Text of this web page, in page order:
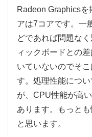
Radeon Graphicsを
アは7コアです。一
どであれば問題な
ィックボードとの
いていないのでそ
す。処理性能につ
が、CPU性能が高
あります。もっと
と思います。